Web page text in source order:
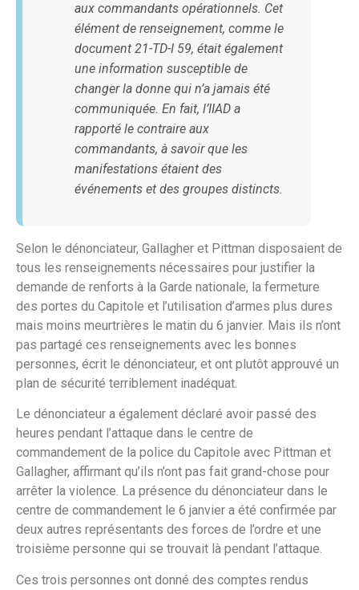
aux commandants opérationnels. Cet
élément de renseignement, comme le
document 21-TD-I 59, était également
une information susceptible de
changer la donne qui n’a jamais été
communiquée. En fait, l’IIAD a
rapporté le contraire aux
commandants, à savoir que les
manifestations étaient des
événements et des groupes distincts.
Selon le dénonciateur, Gallagher et Pittman disposaient de
tous les renseignements nécessaires pour justifier la
demande de renforts à la Garde nationale, la fermeture
des portes du Capitole et l’utilisation d’armes plus dures
mais moins meurtrières le matin du 6 janvier. Mais ils n’ont
pas partagé ces renseignements avec les bonnes
personnes, écrit le dénonciateur, et ont plutôt approuvé un
plan de sécurité terriblement inadéquat.
Le dénonciateur a également déclaré avoir passé des
heures pendant l’attaque dans le centre de
commandement de la police du Capitole avec Pittman et
Gallagher, affirmant qu’ils n’ont pas fait grand-chose pour
arrêter la violence. La présence du dénonciateur dans le
centre de commandement le 6 janvier a été confirmée par
deux autres représentants des forces de l’ordre et une
troisième personne qui se trouvait là pendant l’attaque.
Ces trois personnes ont donné des comptes rendus